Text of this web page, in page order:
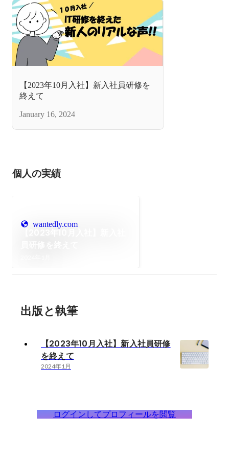
【2023年10月入社】新入社員研修を
終えて
January 16, 2024
個人の実績
wantedly.com
出版と執筆
【2023年10月入社】新入社員研修
を終えて
2024年1月
ログインしてプロフィールを閲覧